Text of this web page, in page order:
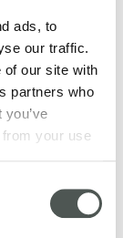
ads, to
our traffic.
of our site with
partners who
your use